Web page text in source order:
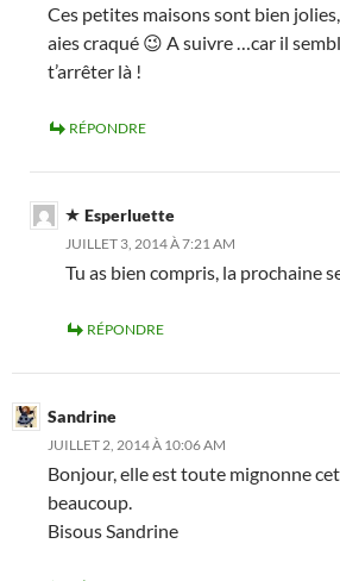
Ces petites maisons sont bien
aies craqué 😉 A suivre …car il
t’arrêter là !
RÉPONDRE
Esperluette
JUILLET 3, 2014 À 7:21 AM
Tu as bien compris, la prochaine
RÉPONDRE
Sandrine
JUILLET 2, 2014 À 10:06 AM
Bonjour, elle est toute mignonne
beaucoup.
Bisous Sandrine